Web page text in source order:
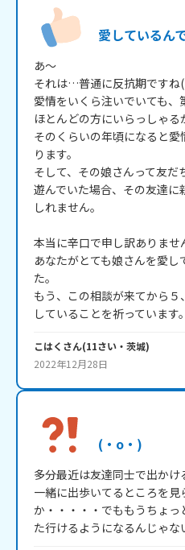
愛しているん
あ～
それは…普通に反抗期ですね
愛情をいくら注いでいても
ほとんどの方にいらっしゃ
そのくらいの年頃になると
ります。
そして、その娘さんって友だ
遊んでいた場合、その友達
しれません。
本当に辛口で申し訳ありませ
あなたがとても娘さんを愛
た。
もう、この相談が来てから
していることを祈っています。
こはく さん(11さい・ 茨城)
2022年12月28日
(・o・)
多分最近は友達同士で出か
一緒に出歩いてるところを
か・・・・・でももうちょ
た行けるようになるんじゃな